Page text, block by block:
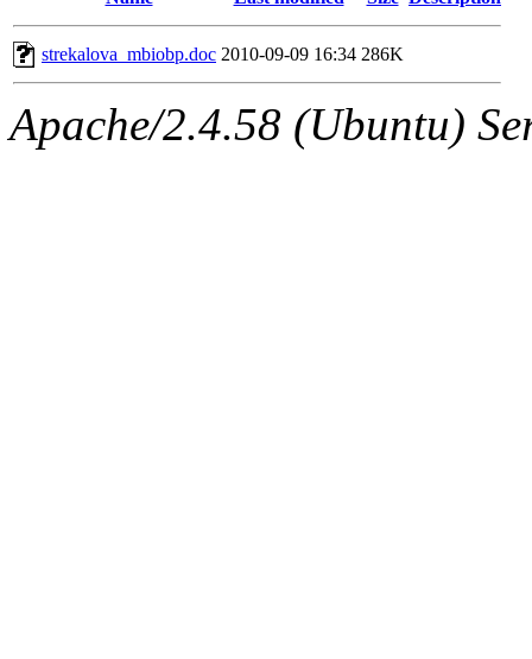
strekalova_mbiobp.doc 2010-09-09 16:34 286K
Apache/2.4.58 (Ubuntu)